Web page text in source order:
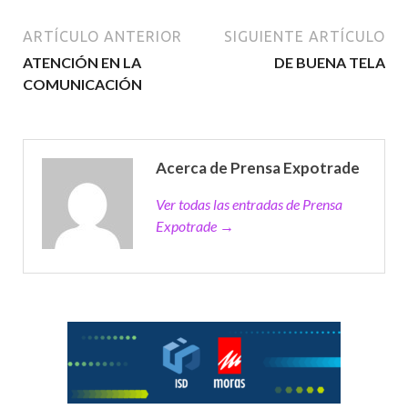
ARTÍCULO ANTERIOR
ATENCIÓN EN LA
COMUNICACIÓN
SIGUIENTE ARTÍCULO
DE BUENA TELA
Acerca de Prensa Expotrade
Ver todas las entradas de Prensa
Expotrade →